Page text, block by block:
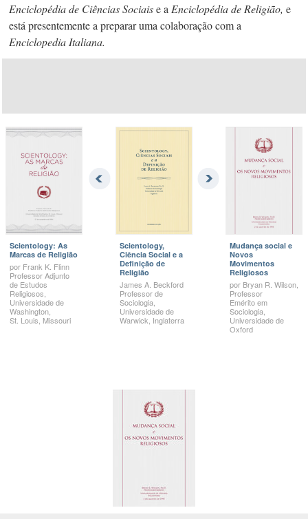
Enciclopédia de Ciências Sociaise a Enciclopédia de Religião, e
está presentemente a preparar uma colaboração com a
Enciclopedia Italiana.
Scientology: As
Marcas de Religião
por Frank K. Flinn
Professor Adjunto
de Estudos
Religiosos,
Universidade de
Washington,
St. Louis, Missouri
Scientology,
Ciência Social e a
Definição de
Religião
James A. Beckford
Professor de
Sociologia,
Universidade de
Warwick, Inglaterra
Mudança social e
Novos
Movimentos
Religiosos
por Bryan R. Wilson,
Professor
Emérito em
Sociologia,
Universidade de
Oxford